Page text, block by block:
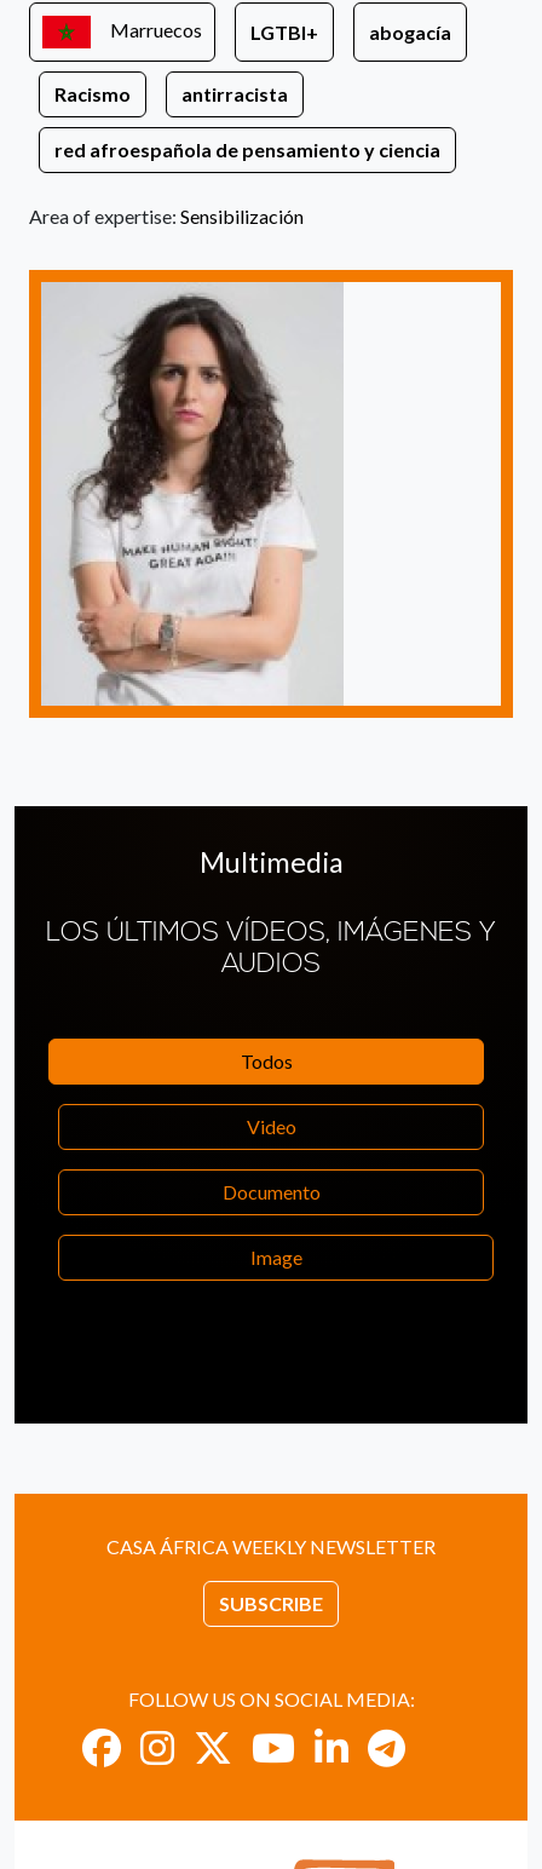
Marruecos LGTBI+ abogacía
Racismo antirracista
red afroespañola de pensamiento y ciencia
Area of expertise: Sensibilización
Multimedia
LOS ÚLTIMOS VÍDEOS, IMÁGENES Y
AUDIOS
Todos
Video
Documento
Image
CASA ÁFRICA WEEKLY NEWSLETTER
SUBSCRIBE
FOLLOW US ON SOCIAL MEDIA: